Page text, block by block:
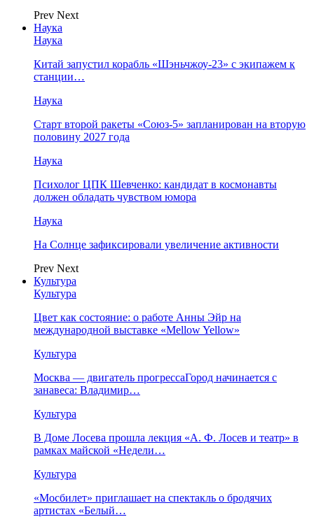
Prev Next
Наука
Наука
Китай запустил корабль «Шэньчжоу-23» с экипажем к
станции…
Наука
Старт второй ракеты «Союз-5» запланирован на вторую
половину 2027 года
Наука
Психолог ЦПК Шевченко: кандидат в космонавты
должен обладать чувством юмора
Наука
На Солнце зафиксировали увеличение активности
Prev Next
Культура
Культура
Цвет как состояние: о работе Анны Эйр на
международной выставке «Mellow Yellow»
Культура
Москва — двигатель прогрессаГород начинается с
занавеса: Владимир…
Культура
В Доме Лосева прошла лекция «А. Ф. Лосев и театр» в
рамках майской «Недели…
Культура
«Мосбилет» приглашает на спектакль о бродячих
артистах «Белый…